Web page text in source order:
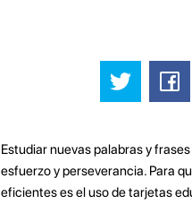
Estudiar nuevas palabras y
esfuerzo y perseverancia. Para
eficientes es el uso de tarjetas